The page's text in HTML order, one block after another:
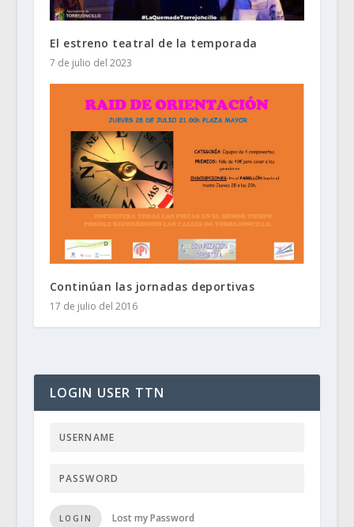
El estreno teatral de la temporada
7 de julio del 2023
Continúan las jornadas deportivas
17 de julio del 2016
LOGIN USER TTN
LOGIN Lost my Password